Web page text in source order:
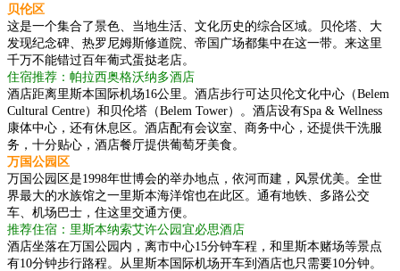
贝伦区
这是一个集合了景色、当地生活、文化历史的综合区域。贝伦塔、大
发现纪念碑、热罗尼姆斯修道院、帝国广场都集中在这一带。来这里
千万不能错过百年葡式蛋挞老店。
住宿推荐：帕拉西奥格沃纳多酒店
酒店距离里斯本国际机场16公里。酒店步行可达贝伦文化中心（Belem
Cultural Centre）和贝伦塔（Belem Tower）。酒店设有Spa & Wellness
康体中心，还有休息区。酒店配有会议室、商务中心，还提供干洗服
务，十分贴心，酒店餐厅提供葡萄牙美食。
万国公园区
万国公园区是1998年世博会的举办地点，依河而建，风景优美。全世
界最大的水族馆之一里斯本海洋馆也在此区。通有地铁、多路公交
车、机场巴士，住这里交通方便。
推荐住宿：里斯本纳索艾许公园宜必思酒店
酒店坐落在万国公园内，离市中心15分钟车程，和里斯本赌场等景点
有10分钟步行路程。从里斯本国际机场开车到酒店也只需要10分钟。